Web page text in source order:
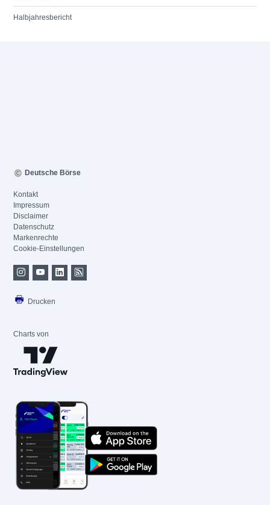
Halbjahresbericht
Deutsche Börse
Kontakt
Impressum
Disclaimer
Datenschutz
Markenrechte
Cookie-Einstellungen
Drucken
Charts von